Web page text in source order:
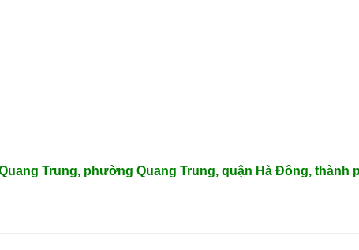
Trung, phường Quang Trung, quận Hà Đông, thành